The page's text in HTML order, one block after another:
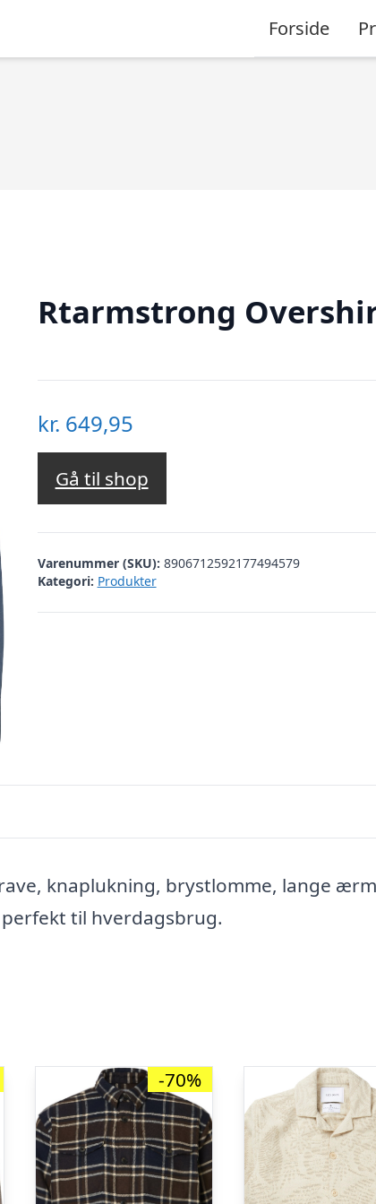
Forside
Rtarmstrong
kr. 649,95
Gå til shop
Varenummer (SKU): 8906712592177494579
Kategori: Produkter
knaplukning, brystlomme, lange
til hverdagsbrug.
-70%